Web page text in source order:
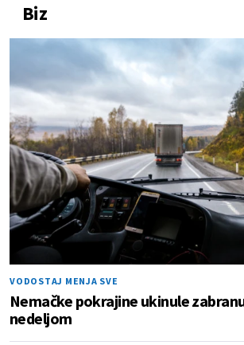
Biz
VODOSTAJ MENJA SVE
Nemačke pokrajine ukinule
nedeljom